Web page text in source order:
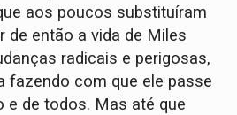
aos poucos substituíram
de então a vida de Miles
radicais e perigosas,
fazendo com que ele passe
e de todos. Mas até que